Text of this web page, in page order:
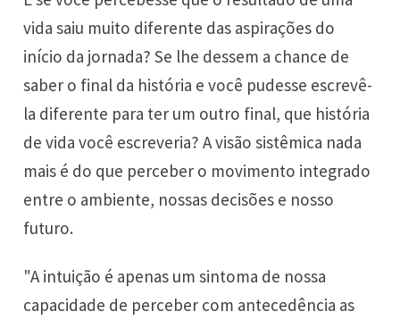
vida saiu muito diferente das aspirações do
início da jornada? Se lhe dessem a chance de
saber o final da história e você pudesse escrevê-
la diferente para ter um outro final, que história
de vida você escreveria? A visão sistêmica nada
mais é do que perceber o movimento integrado
entre o ambiente, nossas decisões e nosso
futuro.
"A intuição é apenas um sintoma de nossa
capacidade de perceber com antecedência as